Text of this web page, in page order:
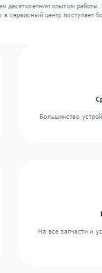
десятилетним опытом
центр поступает
Большинство
На все запчасти и